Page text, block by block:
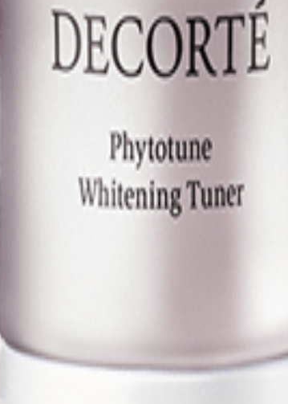
フェイス
パック
COSME
DECORTE
KOSE
保湿クリ
ーム
COSME
DECORTE
KOSE